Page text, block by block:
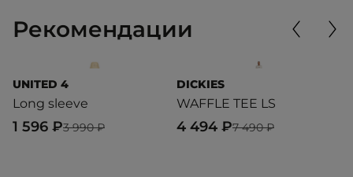
Рекомендации
UNITED 4
Long sleeve
3 990 ₽
1 596 ₽
DICKIES
WAFFLE TEE LS
7 490 ₽
4 494 ₽